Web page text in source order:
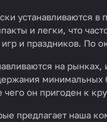
устанавливаются в
и легки, что
и праздников. По
на
минимальных
чего он пригоден к
предлагает наша